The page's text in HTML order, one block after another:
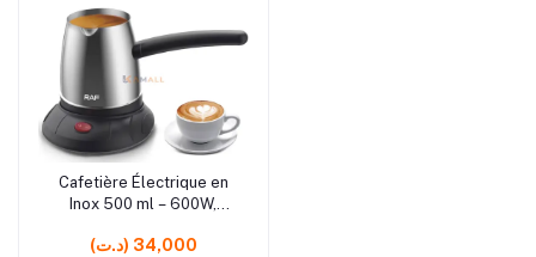
rrrrrr10
Ajouter au panier
Cafetière Électrique en
Inox 500 ml – 600W,
pour usage rapide à
(د.ت) 34,000